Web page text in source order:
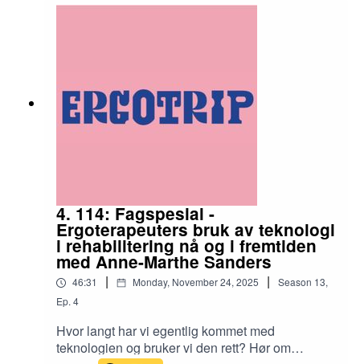
4. 114: Fagspesial -
Ergoterapeuters bruk av teknologi
i rehabilitering nå og i fremtiden
med Anne-Marthe Sanders
46:31 | Monday, November 24, 2025 | Season 13,
Ep. 4
Hvor langt har vi egentlig kommet med
teknologien og bruker vi den rett? Hør om